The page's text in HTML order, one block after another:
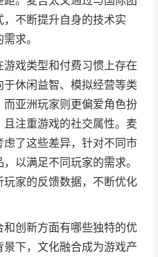
不断提升自身的技术实
求。
戏类型和付费习惯上存在
休闲益智、模拟经营等类
亚洲玩家则更偏爱角色扮
注重游戏的社交属性。麦
了这些差异，针对不同市
以满足不同玩家的需求。
家的反馈数据，不断优化
创新方面有哪些独特的优
下，文化融合成为游戏产